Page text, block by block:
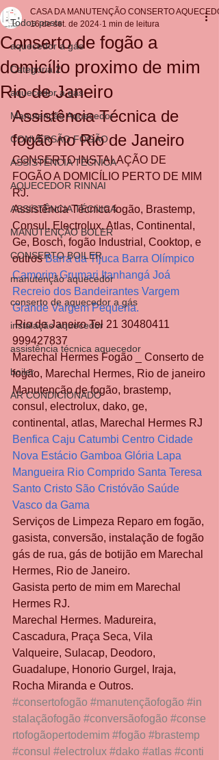
Todos posts
aquecedor a gás
Categoria 2
aquecedor a gás
Manutenção Aquecedor
CONVERSÃO FOGÃO
ASSISTÊNCIA TÉCNICA
AQUECEDOR RINNAI
ASSISTÊNCIA TÉCNICA
MANUTENÇÃO BOLER
CONSERTO BOILER
manutenção aquecedor
conserto de aquecedor a gás
instalação aquecedor
assistência técnica aquecedor
boiler
AR CONDICIONADO
Conserto de fogão a
domicílio proximo de mim
Rio de Janeiro
CASA DA MANUTENÇÃO CONSERTO
16 de set. de 2024 1 min de leitura
Assistência Técnica de
fogão no Rio de Janeiro
CONSERTO INSTALAÇÃO DE
FOGÃO A DOMICÍLIO PERTO DE MIM
RJ.
Assistência Técnica fogão, Brastemp,
Consul, Electrolux, Atlas, Continental,
Ge, Bosch, fogão Industrial, Cooktop, e
outros Barra da Tijuca Barra Olímpico
Camorim Grumari Itanhangá Joá
Recreio dos Bandeirantes Vargem
Grande Vargem Pequena.
Rio de Janeiro Tel 21 30480411
999427837
Marechal Hermes Fogão _ Conserto de
fogão, Marechal Hermes, Rio de janeiro
Manutenção de fogão, brastemp,
consul, electrolux, dako, ge,
continental, atlas, Marechal Hermes RJ
Benfica Caju Catumbi Centro Cidade
Nova Estácio Gamboa Glória Lapa
Mangueira Rio Comprido Santa Teresa
Santo Cristo São Cristóvão Saúde
Vasco da Gama
Serviços de Limpeza Reparo em fogão,
gasista, conversão, instalação de fogão
gás de rua, gás de botijão em Marechal
Hermes, Rio de Janeiro.
Gasista perto de mim em Marechal
Hermes RJ.
Marechal Hermes. Madureira,
Cascadura, Praça Seca, Vila
Valqueire, Sulacap, Deodoro,
Guadalupe, Honorio Gurgel, Iraja,
Rocha Miranda e Outros.
#consertofogão #manutençãofogão #in
stalaçãofogão #conversãofogão #conse
rtofogãopertodemim #fogão #brastemp
#consul #electrolux #dako #atlas #conti